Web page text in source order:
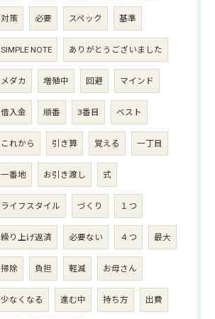
対策 必要 スペック 基準
SIMPLE NOTE ありがとうございました
メダカ 増殖中 回避 マインド
借入金 順番 3番目 ベスト
これから 引き算 覚える 一丁目
一番地 お引き渡し 式
ライフスタイル づくり １つ
繰り上げ返済 必要ない ４つ 最大
掃除 負担 軽減 お母さん
少なくなる 進む中 持ち方 出費